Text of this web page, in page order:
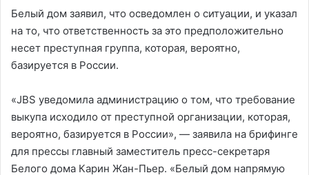
Белый дом заявил, что осведомлен о ситуации, и указал
на то, что ответственность за это предположительно
несет преступная группа, которая, вероятно,
базируется в России.
«JBS уведомила администрацию о том, что требование
выкупа исходило от преступной организации, которая,
вероятно, базируется в России», — заявила на брифинге
для прессы главный заместитель пресс-секретаря
Белого дома Карин Жан-Пьер. «Белый дом напрямую